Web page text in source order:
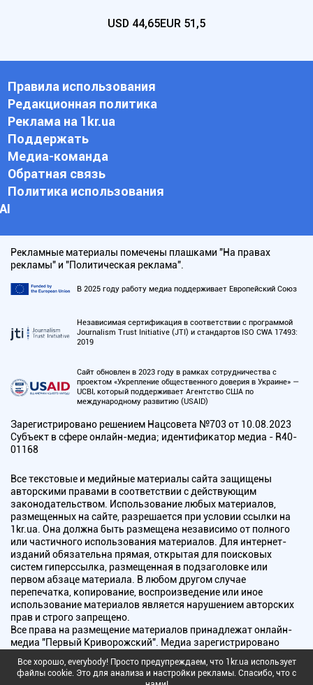
USD 44,65EUR 51,5
Правила использования
Редакционная политика
Реклама на 1kr.ua
Поддержать
Медиа-команда
Обратная связь
Политика использования
АI
Рекламные материалы помечены плашками "На правах
рекламы" и "Политическая реклама".
В 2025 году работу медиа поддерживает Европейский Союз
Независимая сертификация в соответствии с программой
Journalism Trust Initiative (JTI) и стандартов ISO CWA 17493:
2019
Сайт обновлен в 2023 году в рамках сотрудничества с
проектом «Укрепление общественного доверия в Украине» —
UCBI, который поддерживает Агентство США по
международному развитию (USAID)
Зарегистрировано решением Нацсовета №703 от 10.08.2023
Субъект в сфере онлайн-медиа; идентификатор медиа - R40-
01168
Все текстовые и медийные материалы сайта защищены
авторскими правами в соответствии с действующим
законодательством. Использование любых материалов,
размещенных на сайте, разрешается при условии ссылки на
1kr.ua. Она должна быть размещена независимо от полного
или частичного использования материалов. Для интернет-
изданий обязательна прямая, открытая для поисковых
систем гиперссылка, размещенная в подзаголовке или
первом абзаце материала. В любом другом случае
перепечатка, копирование, воспроизведение или иное
использование материалов является нарушением авторских
прав и строго запрещено.
Все права на размещение материалов принадлежат онлайн-
медиа "Первый Криворожский". Медиа зарегистрировано
радиовещания.
Все хорошо, everybody! Просто предупреждаем, что 1kr.ua использует
файлы cookie. Это для анализа и настройки рекламы. Спасибо, что с